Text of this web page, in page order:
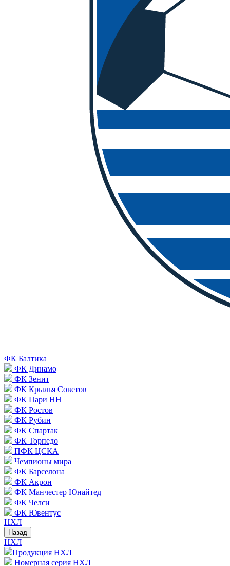
ФК Балтика
ФК Динамо
ФК Зенит
ФК Крылья Советов
ФК Пари НН
ФК Ростов
ФК Рубин
ФК Спартак
ФК Торпедо
ПФК ЦСКА
Чемпионы мира
ФК Барселона
ФК Акрон
ФК Манчестер Юнайтед
ФК Челси
ФК Ювентус
НХЛ
Назад
НХЛ
Продукция НХЛ
Номерная серия НХЛ